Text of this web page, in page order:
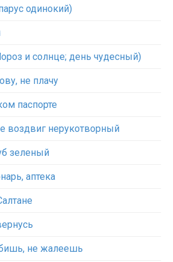
одинокий)
и солнце; день чудесный)
не плачу
паспорте
воздвиг нерукотворный
зеленый
аптека
не жалеешь